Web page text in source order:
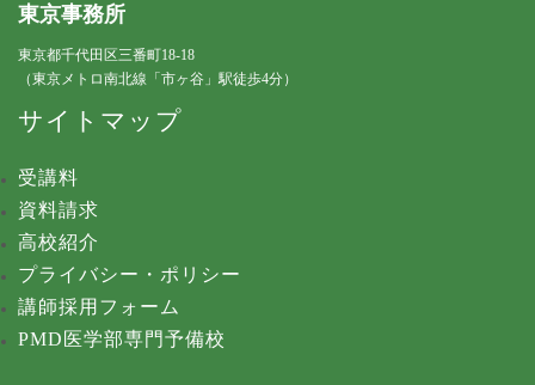
東京事務所
東京都千代田区三番町18-18
（東京メトロ南北線「市ヶ谷」駅徒歩4分）
サイトマップ
受講料
資料請求
高校紹介
プライバシー・ポリシー
講師採用フォーム
PMD医学部専門予備校